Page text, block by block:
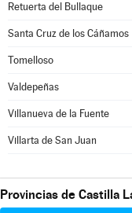
Retuerta del Bullaque
Santa Cruz de los Cáñamos
Tomelloso
Valdepeñas
Villanueva de la Fuente
Villarta de San Juan
Provincias de Castilla